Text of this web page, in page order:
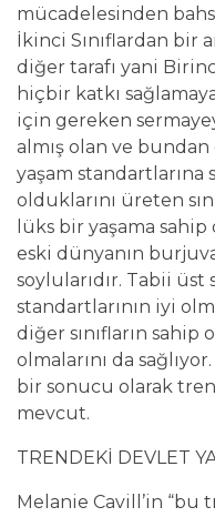
mücadelesinden
İkinci Sınıflardan bir
diğer tarafı yani
hiçbir katkı
için gereken
almış olan ve
yaşam standartlarına
olduklarını üreten
lüks bir yaşama sahip
eski dünyanın
soylularıdır. Tabii üst
standartlarının iyi
diğer sınıfların sahip
olmalarını da
bir sonucu olarak
mevcut.
TRENDEKİ DEVLET
Melanie Cavill’in “bu